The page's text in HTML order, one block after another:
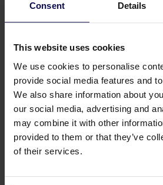
Consent Details
This website uses cookies
We use cookies to personalise
provide social media features and
We also share information about
our social media, advertising and
may combine it with other
provided to them or that they’ve
of their services.
Heb je een vraag of hulp